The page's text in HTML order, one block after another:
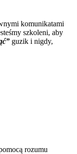
komunikatami
szkoleni, aby
guzik i nigdy,
rozumu